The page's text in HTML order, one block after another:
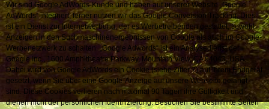
Wir sind Google AdWords-Kunde und haben auf unserer Website „Google
AdWords“ integriert, ferner nutzen wir das Google Conversion Tracking. Dies
ist ein Dienst zur Internetwerbung, der es Werbetreibenden gestattet, sowohl
Anzeigen in den Suchmaschinenergebnissen von Google als auch im Google-
Werbenetzwerk zu schalten. „Google Adwords“ ist ein Analysedienst der
Google Inc., 1600 Amphitheatre Parkway, Mountain View, CA 94043, USA.
Dabei wird von Google AdWords ein Cookie (siehe Ziffer 7) auf Ihrem Endgerät
gesetzt, wenn Sie über eine Google-Anzeige auf unsere Webseite gelangt
sind. Diese Cookies verlieren nach maximal 90 Tagen ihre Gültigkeit und
dienen nicht der persönlichen Identifizierung. Besuchen Sie bestimmte Seiten